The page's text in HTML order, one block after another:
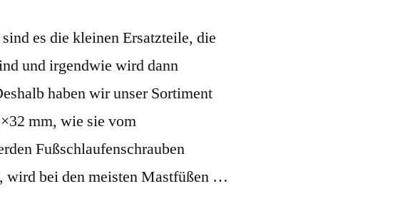
es die kleinen Ersatzteile, die
und irgendwie wird dann
haben wir unser Sortiment
mm, wie sie vom
Fußschlaufenschrauben
wird bei den meisten Mastfüßen …